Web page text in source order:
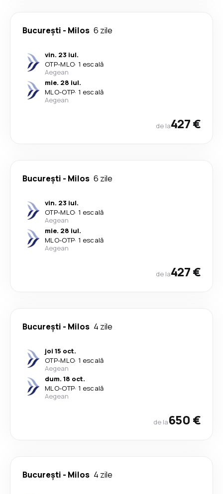
București - Milos 6 zile
vin. 23 iul.
OTP-MLO· 1 escală
Aegean
mie. 28 iul.
MLO-OTP· 1 escală
Aegean
de la427 €
București - Milos 6 zile
vin. 23 iul.
OTP-MLO· 1 escală
Aegean
mie. 28 iul.
MLO-OTP· 1 escală
Aegean
de la427 €
București - Milos 4 zile
joi 15 oct.
OTP-MLO· 1 escală
Aegean
dum. 18 oct.
MLO-OTP· 1 escală
Aegean
de la650 €
București - Milos 4 zile